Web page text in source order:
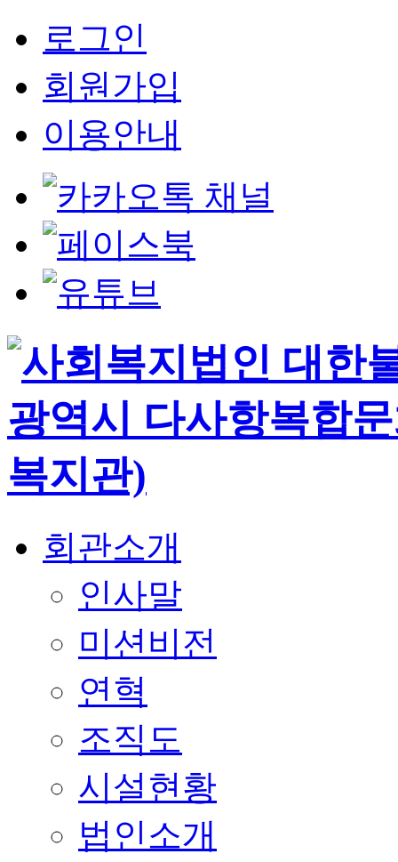
로그인
회원가입
이용안내
회관소개
인사말
미션비전
연혁
조직도
시설현황
법인소개